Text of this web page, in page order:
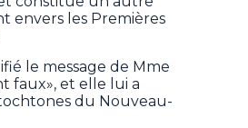
envers les Premières
le message de Mme
faux», et elle lui a
du Nouveau-